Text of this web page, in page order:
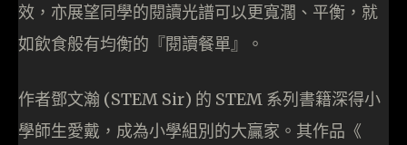
效，亦展望同學的閱讀光譜可以更寬濶、平衡，就
如飲食般有均衡的『閱讀餐單』。
作者鄧文瀚 (STEM Sir) 的 STEM 系列書籍深得小
學師生愛戴，成為小學組別的大贏家。其作品《